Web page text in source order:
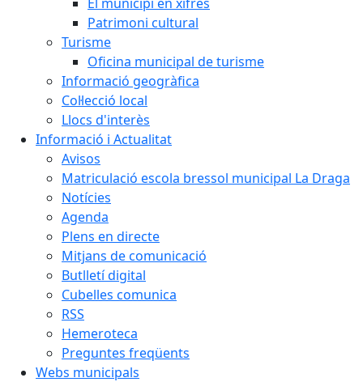
Patrimoni cultural
Turisme
Oficina municipal de turisme
Informació geogràfica
Col·lecció local
Llocs d'interès
Informació i Actualitat
Avisos
Matriculació escola bressol municipal La Draga
Notícies
Agenda
Plens en directe
Mitjans de comunicació
Butlletí digital
Cubelles comunica
RSS
Hemeroteca
Preguntes freqüents
Webs municipals